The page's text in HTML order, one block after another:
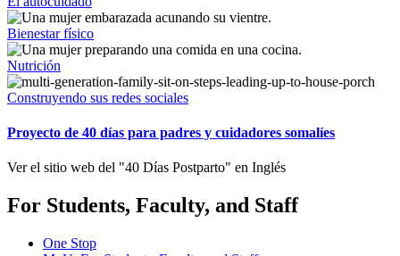
Bienestar físico
Nutrición
Construyendo sus redes sociales
Proyecto de 40 días para padres y cuidadores somalíes
Ver el sitio web del "40 Días Postparto" en Inglés
For Students, Faculty, and Staff
One Stop